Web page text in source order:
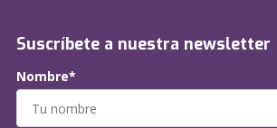
Suscríbete a nuestra newsletter
Nombre*